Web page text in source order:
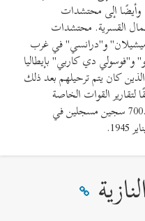
وأيضًا إلى محتشدات
القسرية. محتشدات
و"درانسي" في غرب
و"فوسولي دي كاربي" بإيطاليا
كان يتم ترحيلهم بعد ذلك
القوات الخاصة
الألمانية(SS)، كان هناك أكثر من 700.000 سجين مسجلين في